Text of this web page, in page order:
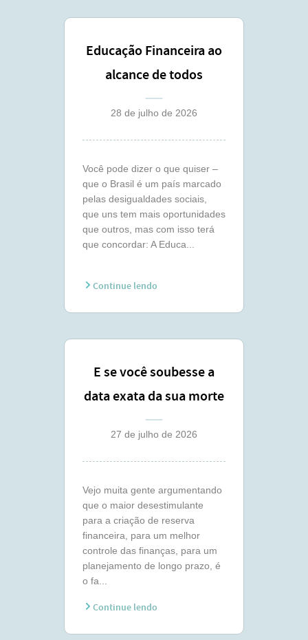
Educação Financeira ao
alcance de todos
28 de julho de 2026
Você pode dizer o que quiser –
que o Brasil é um país marcado
pelas desigualdades sociais,
que uns tem mais oportunidades
que outros, mas com isso terá
que concordar: A Educa...
Continue lendo
E se você soubesse a
data exata da sua morte
?
27 de julho de 2026
Vejo muita gente argumentando
que o maior desestimulante
para a criação de reserva
financeira, para um melhor
controle das finanças, para um
planejamento de longo prazo, é
o fa...
Continue lendo